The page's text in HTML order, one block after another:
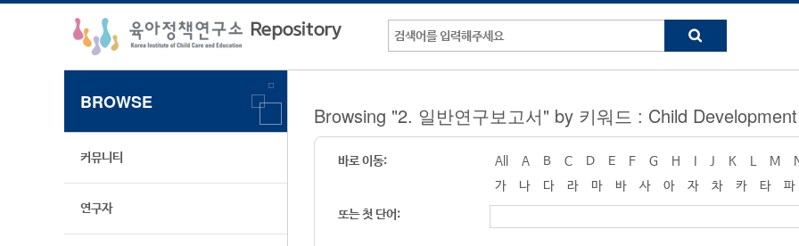
BROWSE
커뮤니티
연구자
Browsing "2. 일반연구보고서" by 키워드 : Child Development
바로 이동: All A B C D E F G H J K M
가
나 다 라 마 바 사 아 자 차 카 타 파
또는 첫 단어: